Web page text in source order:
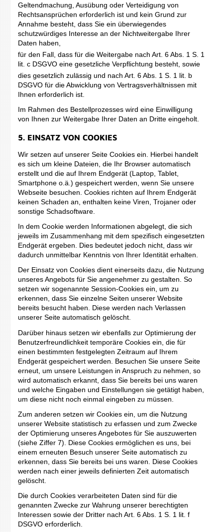
Geltendmachung, Ausübung oder Verteidigung von
Rechtsansprüchen erforderlich ist und kein Grund zur
Annahme besteht, dass Sie ein überwiegendes
schutzwürdiges Interesse an der Nichtweitergabe Ihrer
Daten haben,
für den Fall, dass für die Weitergabe nach Art. 6 Abs. 1 S. 1
lit. c DSGVO eine gesetzliche Verpflichtung besteht, sowie
dies gesetzlich zulässig und nach Art. 6 Abs. 1 S. 1 lit. b
DSGVO für die Abwicklung von Vertragsverhältnissen mit
Ihnen erforderlich ist.
Im Rahmen des Bestellprozesses wird eine Einwilligung
von Ihnen zur Weitergabe Ihrer Daten an Dritte eingeholt.
5. EINSATZ VON COOKIES
Wir setzen auf unserer Seite Cookies ein. Hierbei handelt
es sich um kleine Dateien, die Ihr Browser automatisch
erstellt und die auf Ihrem Endgerät (Laptop, Tablet,
Smartphone o.ä.) gespeichert werden, wenn Sie unsere
Webseite besuchen. Cookies richten auf Ihrem Endgerät
keinen Schaden an, enthalten keine Viren, Trojaner oder
sonstige Schadsoftware.
In dem Cookie werden Informationen abgelegt, die sich
jeweils im Zusammenhang mit dem spezifisch eingesetzten
Endgerät ergeben. Dies bedeutet jedoch nicht, dass wir
dadurch unmittelbar Kenntnis von Ihrer Identität erhalten.
Der Einsatz von Cookies dient einerseits dazu, die Nutzung
unseres Angebots für Sie angenehmer zu gestalten. So
setzen wir sogenannte Session-Cookies ein, um zu
erkennen, dass Sie einzelne Seiten unserer Website
bereits besucht haben. Diese werden nach Verlassen
unserer Seite automatisch gelöscht.
Darüber hinaus setzen wir ebenfalls zur Optimierung der
Benutzerfreundlichkeit temporäre Cookies ein, die für
einen bestimmten festgelegten Zeitraum auf Ihrem
Endgerät gespeichert werden. Besuchen Sie unsere Seite
erneut, um unsere Leistungen in Anspruch zu nehmen, so
wird automatisch erkannt, dass Sie bereits bei uns waren
und welche Eingaben und Einstellungen sie getätigt haben,
um diese nicht noch einmal eingeben zu müssen.
Zum anderen setzen wir Cookies ein, um die Nutzung
unserer Website statistisch zu erfassen und zum Zwecke
der Optimierung unseres Angebotes für Sie auszuwerten
(siehe Ziffer 7). Diese Cookies ermöglichen es uns, bei
einem erneuten Besuch unserer Seite automatisch zu
erkennen, dass Sie bereits bei uns waren. Diese Cookies
werden nach einer jeweils definierten Zeit automatisch
gelöscht.
Die durch Cookies verarbeiteten Daten sind für die
genannten Zwecke zur Wahrung unserer berechtigten
Interessen sowie der Dritter nach Art. 6 Abs. 1 S. 1 lit. f
DSGVO erforderlich.